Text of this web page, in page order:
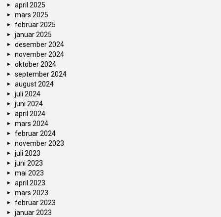
april 2025
mars 2025
februar 2025
januar 2025
desember 2024
november 2024
oktober 2024
september 2024
august 2024
juli 2024
juni 2024
april 2024
mars 2024
februar 2024
november 2023
juli 2023
juni 2023
mai 2023
april 2023
mars 2023
februar 2023
januar 2023